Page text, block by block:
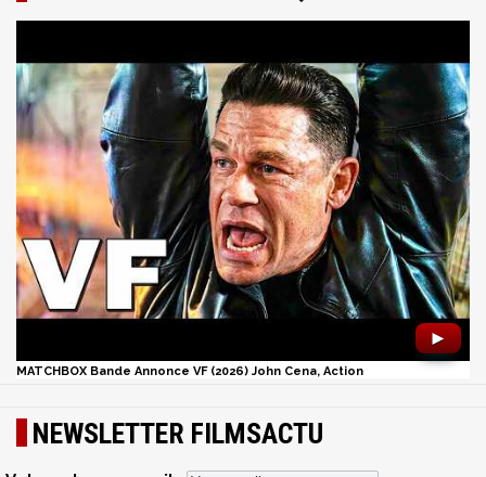
►
MATCHBOX Bande Annonce VF (2026) John Cena, Action
NEWSLETTER FILMSACTU